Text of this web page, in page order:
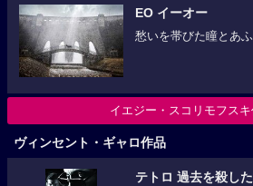
EO イーオー
愁いを帯びた瞳とあ
イエジー・スコリモフス
ヴィンセント・ギャロ作品
テトロ 過去を殺し